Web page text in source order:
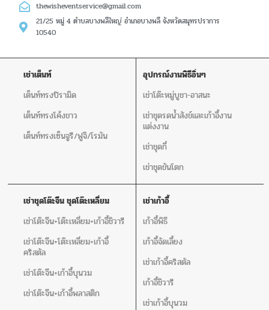
thewisheventservice@gmail.com
21/25 หมู่ 4 ตำบลบางพลีใหญ่ อำเภอบางพลี จังหวัดสมุทรปราการ
10540
เช่าเต็นท์
เต็นท์ทรงปิรามิด
เต็นท์ทรงโค้งขาว
เต็นท์ทรงเซ็นจูรี/ฟูจิ/โรมัน
อุปกรณ์งานพิธีอิ่นๆ
เช่าโต๊ะหมู่บูชา-อาสนะ
เช่าชุดรดน้ำสังข์และเก้าอี้งาน
แต่งงาน
เช่าชุดกี๋
เช่าชุดขันโตก
เช่าชุดโต๊ะจีน ชุดโต๊ะเหลี่ยม
เช่าโต๊ะจีน+โต๊ะเหลี่ยม+เก้าอี้ชิวารี
เช่าโต๊ะจีน+โต๊ะเหลี่ยม+เก้าอี้
คริสตัล
เช่าโต๊ะจีน+เก้าอี้บุนวม
เช่าโต๊ะจีน+เก้าอี้พลาสติก
เช่าเก้าอี้
เก้าอี้พิธี
เก้าอี้จัดเลี้ยง
เช่าเก้าอี้คริสตัล
เก้าอี้ชิวารี
เช่าเก้าอี้บุนวม